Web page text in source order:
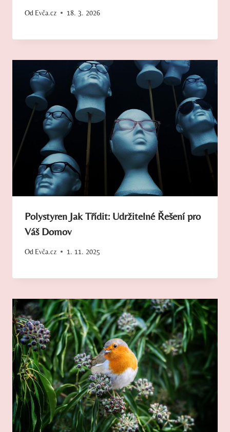
Od Evča.cz 18. 3. 2026
Polystyren Jak Třídit: Udržitelné Řešení pro
Váš Domov
Od Evča.cz 1. 11. 2025